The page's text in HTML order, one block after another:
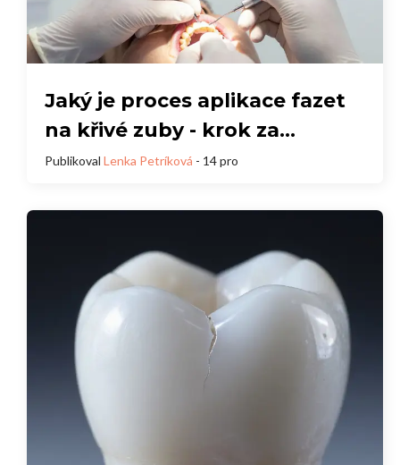
Jaký je proces aplikace fazet
na křivé zuby - krok za
krokem
Publikoval Lenka Petríková - 14 pro